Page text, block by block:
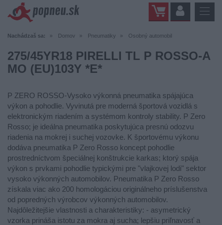
Nachádzaš sa: Domov Pneumatiky Osobný automobil
275/45YR18 PIRELLI TL P ROSSO-A
MO (EU)103Y *E*
P ZERO ROSSO-Vysoko výkonná pneumatika spájajúca
výkon a pohodlie. Vyvinutá pre moderná športová vozidlá s
elektronickým riadením a systémom kontroly stability. P Zero
Rosso; je ideálna pneumatika poskytujúca presnú odozvu
riadenia na mokrej i suchej vozovke. K športovému výkonu
dodáva pneumatika P Zero Rosso koncept pohodlie
prostredníctvom špeciálnej konštrukcie karkas; ktorý spája
výkon s prvkami pohodlie typickými pre "vlajkovej lodi" sektor
vysoko výkonných automobilov. Pneumatika P Zero Rosso
získala viac ako 200 homologáciou originálneho príslušenstva
od popredných výrobcov výkonných automobilov.
Najdôležitejšie vlastnosti a charakteristiky: - asymetrický
vzorka prináša istotu za mokra aj sucha; lepšiu priľnavosť a